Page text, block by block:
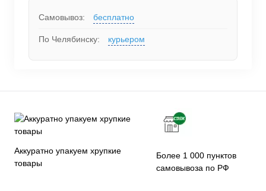
Самовывоз: бесплатно
По Челябинску: курьером
Аккуратно упакуем хрупкие
товары
Более 1 000 пунктов
самовывоза по РФ